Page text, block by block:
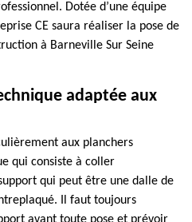
Dotée d’une équipe
CE saura réaliser la pose de
à Barneville Sur Seine
adaptée aux
aux planchers
qui consiste à coller
qui peut être une dalle de
Il faut toujours